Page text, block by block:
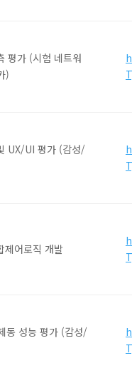
평가 (시험 네트워
)
UX/UI 평가 (감성/
제어로직 개발
동 성능 평가 (감성/